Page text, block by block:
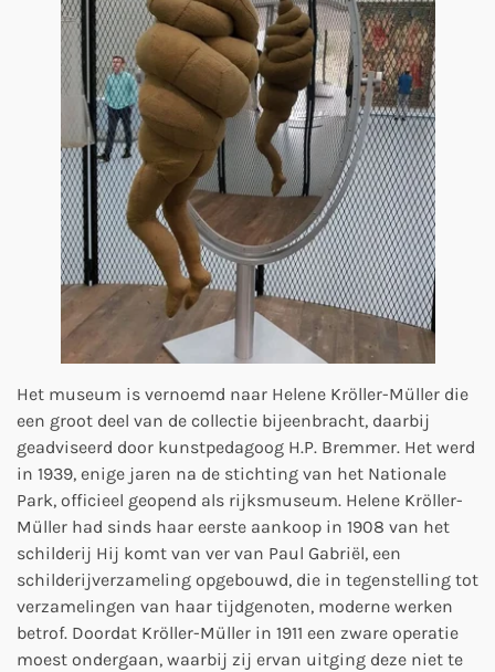
Het museum is vernoemd naar Helene Kröller-Müller die
een groot deel van de collectie bijeenbracht, daarbij
geadviseerd door kunstpedagoog H.P. Bremmer. Het werd
in 1939, enige jaren na de stichting van het Nationale
Park, officieel geopend als rijksmuseum. Helene Kröller-
Müller had sinds haar eerste aankoop in 1908 van het
schilderij Hij komt van ver van Paul Gabriël, een
schilderijverzameling opgebouwd, die in tegenstelling tot
verzamelingen van haar tijdgenoten, moderne werken
betrof. Doordat Kröller-Müller in 1911 een zware operatie
moest ondergaan, waarbij zij ervan uitging deze niet te